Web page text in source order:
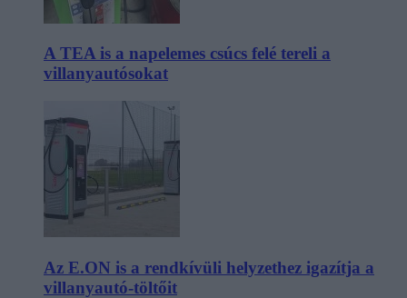
A TEA is a napelemes csúcs felé tereli a
villanyautósokat
Az E.ON is a rendkívüli helyzethez igazítja a
villanyautó-töltőit